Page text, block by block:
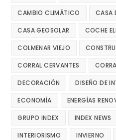
CAMBIO CLIMÁTICO CASA
CASA GEOSOLAR COCHE
COLMENAR VIEJO
CORRAL CERVANTES
DECORACIÓN DISEÑO DE
ECONOMÍA ENERGÍAS
GRUPO INDEX INDEX NEWS
INTERIORISMO INVIERNO